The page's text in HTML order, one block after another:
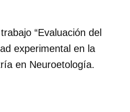
“Evaluación del
experimental en la
en Neuroetología.